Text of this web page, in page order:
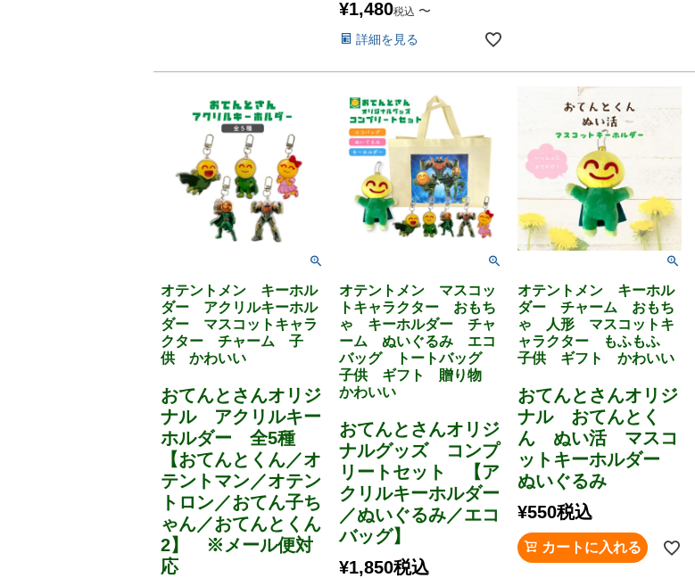
¥1,480税込 〜
詳細を見る
オテントメン キーホル
ダー アクリルキーホル
ダー マスコットキャラ
クター チャーム 子
供 かわいい
おてんとさんオリジ
ナル アクリルキー
ホルダー 全5種
【おてんとくん／オ
テントマン／オテン
トロン／おてん子ち
ゃん／おてんとくん
2】 ※メール便対
応
オテントメン マスコッ
トキャラクター おもち
ゃ キーホルダー チャ
ーム ぬいぐるみ エコ
バッグ トートバッグ
子供 ギフト 贈り物
かわいい
おてんとさんオリジ
ナルグッズ コンプ
リートセット 【ア
クリルキーホルダー
／ぬいぐるみ／エコ
バッグ】
¥1,850税込
オテントメン キーホル
ダー チャーム おもち
ゃ 人形 マスコットキ
ャラクター もふもふ
子供 ギフト かわいい
おてんとさんオリジ
ナル おてんとく
ん ぬい活 マスコ
ットキーホルダー
ぬいぐるみ
¥550税込
カートに入れる